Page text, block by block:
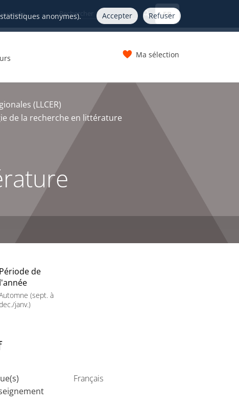
anonymes). Accepter Refuser
FR
Ma sélection
(LLCER)
de la recherche en littérature
Période de
l'année
(sept. à
janv.)
Français